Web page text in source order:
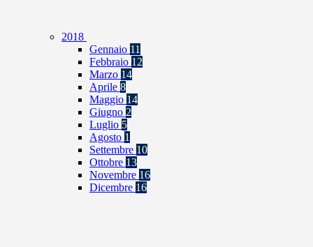
2018
Gennaio 11
Febbraio 12
Marzo 14
Aprile 8
Maggio 14
Giugno 2
Luglio 5
Agosto 1
Settembre 10
Ottobre 13
Novembre 16
Dicembre 16